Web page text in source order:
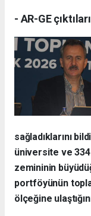
- AR-GE
sağladıklarını
üniversite ve
zemininin
portföyünün
ölçeğine